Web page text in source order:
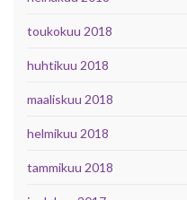
toukokuu 2018
huhtikuu 2018
maaliskuu 2018
helmikuu 2018
tammikuu 2018